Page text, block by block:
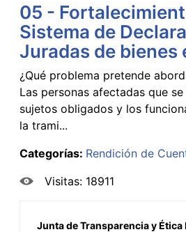
05 -
Sistema de
Juradas de bienes
¿Qué problema pretende
Las personas afectadas que
sujetos obligados y los
la trami...
Categorías: Rendición de
Visitas: 18911
Junta de Transparencia y Ética